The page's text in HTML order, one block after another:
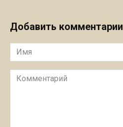
Добавить комментарии
Имя
Комментарий